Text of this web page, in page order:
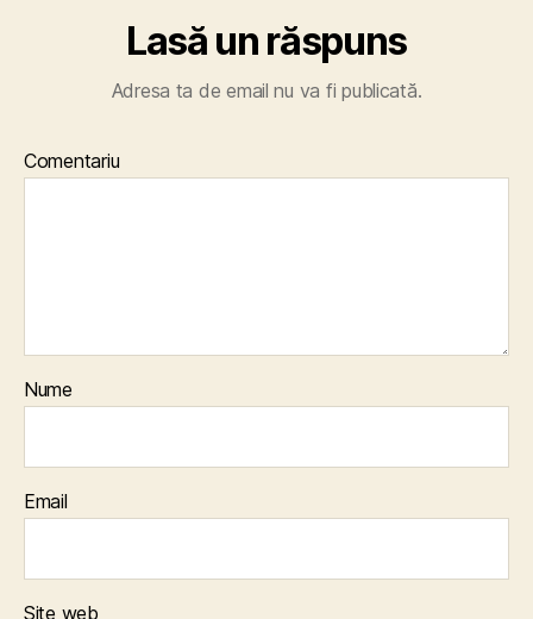
Lasă un răspuns
Adresa ta de email nu va fi publicată.
Comentariu
Nume
Email
Site web